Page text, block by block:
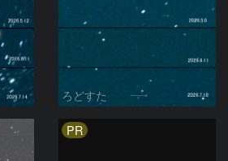
ろどすた
PR